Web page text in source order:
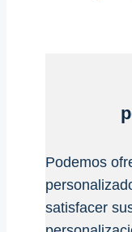
Podemos
satisfacer